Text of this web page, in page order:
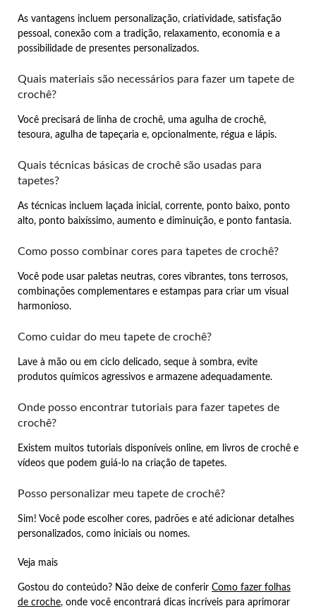
As vantagens incluem personalização, criatividade, satisfação
pessoal, conexão com a tradição, relaxamento, economia e a
possibilidade de presentes personalizados.
Quais materiais são necessários para fazer um tapete de
crochê?
Você precisará de linha de crochê, uma agulha de crochê,
tesoura, agulha de tapeçaria e, opcionalmente, régua e lápis.
Quais técnicas básicas de crochê são usadas para
tapetes?
As técnicas incluem laçada inicial, corrente, ponto baixo, ponto
alto, ponto baixíssimo, aumento e diminuição, e ponto fantasia.
Como posso combinar cores para tapetes de crochê?
Você pode usar paletas neutras, cores vibrantes, tons terrosos,
combinações complementares e estampas para criar um visual
harmonioso.
Como cuidar do meu tapete de crochê?
Lave à mão ou em ciclo delicado, seque à sombra, evite
produtos químicos agressivos e armazene adequadamente.
Onde posso encontrar tutoriais para fazer tapetes de
crochê?
Existem muitos tutoriais disponíveis online, em livros de crochê e
vídeos que podem guiá-lo na criação de tapetes.
Posso personalizar meu tapete de crochê?
Sim! Você pode escolher cores, padrões e até adicionar detalhes
personalizados, como iniciais ou nomes.
Veja mais
Gostou do conteúdo? Não deixe de conferir Como fazer folhas
de croche, onde você encontrará dicas incríveis para aprimorar